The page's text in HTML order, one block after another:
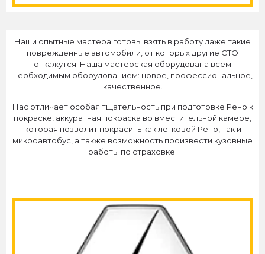
Наши опытные мастера готовы взять в работу даже такие
поврежденные автомобили, от которых другие СТО
откажутся. Наша мастерская оборудована всем
необходимым оборудованием: новое, профессиональное,
качественное.
Нас отличает особая тщательность при подготовке Рено к
покраске, аккуратная покраска во вместительной камере,
которая позволит покрасить как легковой Рено, так и
микроавтобус, а также возможность произвести кузовные
работы по страховке.